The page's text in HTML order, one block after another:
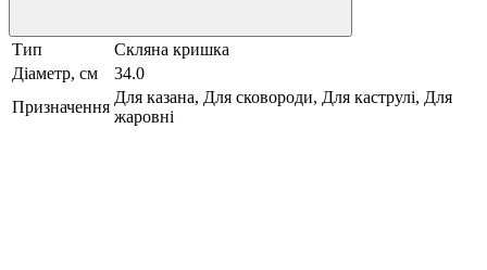
Тип
Скляна кришка
Діаметр, см
34.0
Призначення
Для казана, Для сковороди, Для каструлі, Для
жаровні